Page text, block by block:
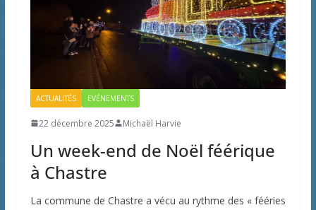
ACTUALITÉS EVÉNEMENTS
22 décembre 2025 Michaël Harvie
Un week-end de Noël féérique
à Chastre
La commune de Chastre a vécu au rythme des « fééries